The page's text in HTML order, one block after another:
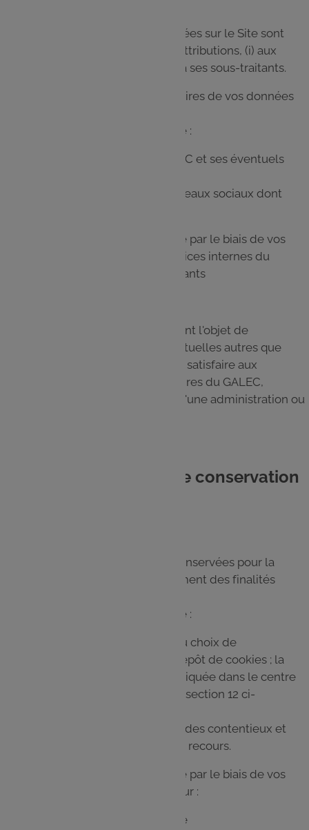
Les données personnelles collectées sur le Site sont
destinées dans la limite de leurs attributions, (i) aux
services internes du GALEC et (ii) à ses sous-traitants.
Plus spécifiquement, les destinataires de vos données
Lors de votre navigation sur le Site :
Les services internes du GALEC et ses éventuels
Les sociétés exploitant les réseaux sociaux dont
Lors de votre connexion sur le Site par le biais de vos
identifiants Leclerc Drive : les services internes du
GALEC et ses éventuels sous-traitants
Vos données personnelles ne feront l'objet de
communications extérieures éventuelles autres que
celles prévues ci-dessus que pour satisfaire aux
obligations légales et réglementaires du GALEC,
notamment en cas de demande d'une administration ou
7. Quelle est la durée de conservation
Vos données personnelles sont conservées pour la
durée nécessaire à l'accomplissement des finalités
Lors de votre navigation sur le Site :
6 mois pour la conservation du choix de
consentement ou de refus au dépôt de cookies ; la
durée de vie des cookies est indiquée dans le centre
des préférences mentionné à la section 12 ci-
le cas échéant, toute la durée des contentieux et
jusqu’à épuisement des voies de recours.
Lors de votre connexion sur le Site par le biais de vos
identifiants Leclerc Drive ou traiteur :
jusqu’à suppression du compte